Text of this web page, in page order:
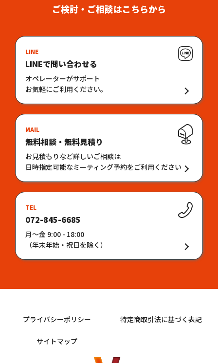
ご検討・ご相談はこちらから
LINE
LINEで問い合わせる
オペレーターがサポート
お気軽にご利用ください。
MAIL
無料相談・無料見積り
お見積もりなど詳しいご相談は
日時指定可能なミーティング予約をご利用ください
TEL
072-845-6685
月〜金 9:00 - 18:00
（年末年始・祝日を除く）
プライバシーポリシー 特定商取引法に基づく表記
サイトマップ